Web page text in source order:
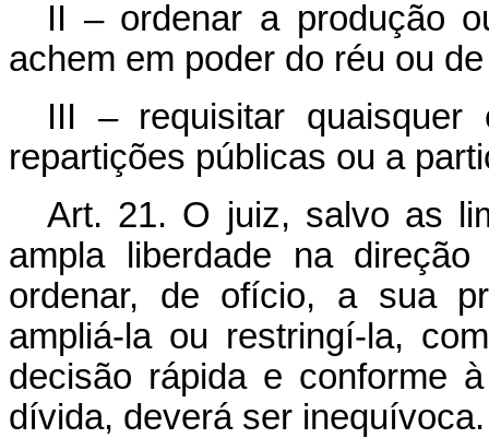
II – ordenar a produção
achem em poder do réu ou
III – requisitar quaisquer
repartições públicas ou a
Art. 21. O juiz, salvo as
ampla liberdade na
ordenar, de ofício, a sua
ampliá-la ou restringí-la,
decisão rápida e conforme
dívida, deverá ser inequívoca.